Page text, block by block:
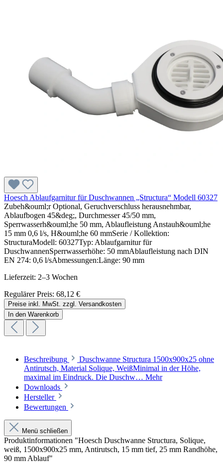
Hoesch Ablaufgarnitur für Duschwannen „Structura“ Modell 60327
Zubeh&ouml;r Optional, Geruchverschluss herausnehmbar,
Ablaufbogen 45&deg;, Durchmesser 45/50 mm,
Sperrwasserh&ouml;he 50 mm, Ablaufleistung Anstauh&ouml;he
15 mm 0,6 l/s, H&ouml;he 60 mmSerie / Kollektion:
StructuraModell: 60327Typ: Ablaufgarnitur für
DuschwannenSperrwasserhöhe: 50 mmAblaufleistung nach DIN
EN 274: 0,6 l/sAbmessungen:Länge: 90 mm
Lieferzeit: 2–3 Wochen
Regulärer Preis: 68,12 €
Preise inkl. MwSt. zzgl. Versandkosten
In den Warenkorb
Beschreibung
Duschwanne Structura 1500x900x25 ohne
Antirutsch, Material Solique, WeißMinimal in der Höhe,
maximal im Eindruck. Die Duschw… Mehr
Downloads
Hersteller
Bewertungen
Menü schließen
Produktinformationen "Hoesch Duschwanne Structura, Solique,
weiß, 1500x900x25 mm, Antirutsch, 15 mm tief, 25 mm Randhöhe,
90 mm Ablauf"